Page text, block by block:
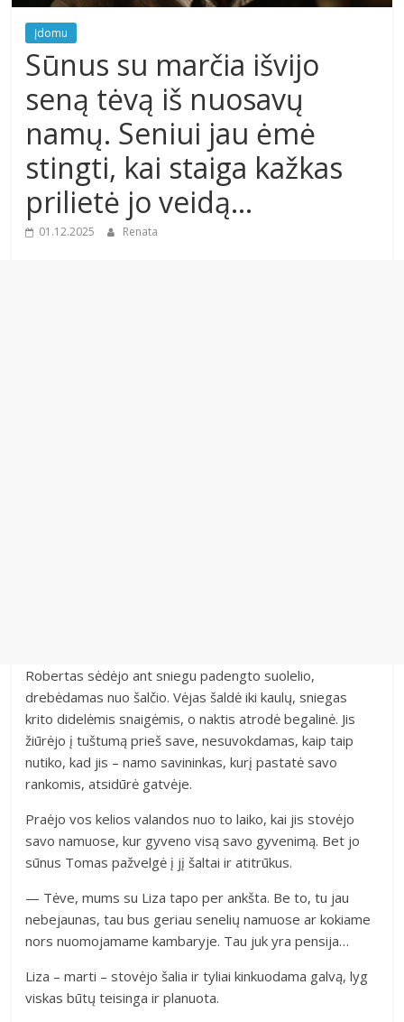
Įdomu
Sūnus su marčia išvijo
seną tėvą iš nuosavų
namų. Seniui jau ėmė
stingti, kai staiga kažkas
prilietė jo veidą…
01.12.2025 Renata
Robertas sėdėjo ant sniegu padengto suolelio,
drebėdamas nuo šalčio. Vėjas šaldė iki kaulų, sniegas
krito didelėmis snaigėmis, o naktis atrodė begalinė. Jis
žiūrėjo į tuštumą prieš save, nesuvokdamas, kaip taip
nutiko, kad jis – namo savininkas, kurį pastatė savo
rankomis, atsidūrė gatvėje.
Praėjo vos kelios valandos nuo to laiko, kai jis stovėjo
savo namuose, kur gyveno visą savo gyvenimą. Bet jo
sūnus Tomas pažvelgė į jį šaltai ir atitrūkus.
— Tėve, mums su Liza tapo per ankšta. Be to, tu jau
nebejaunas, tau bus geriau senelių namuose ar kokiame
nors nuomojamame kambaryje. Tau juk yra pensija…
Liza – marti – stovėjo šalia ir tyliai kinkuodama galvą, lyg
viskas būtų teisinga ir planuota.